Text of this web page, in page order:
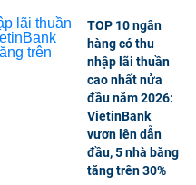
TOP 10 ngân
hàng có thu
nhập lãi thuần
cao nhất nửa
đầu năm 2026:
VietinBank
vươn lên dẫn
đầu, 5 nhà băng
tăng trên 30%